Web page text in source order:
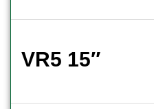
VR5 15″